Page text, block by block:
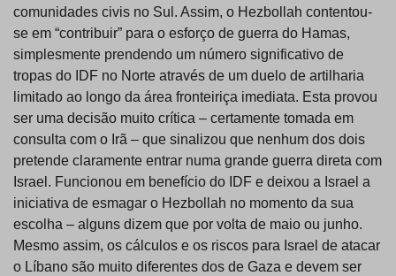
comunidades civis no Sul. Assim, o Hezbollah contentou-
se em “contribuir” para o esforço de guerra do Hamas,
simplesmente prendendo um número significativo de
tropas do IDF no Norte através de um duelo de artilharia
limitado ao longo da área fronteiriça imediata. Esta provou
ser uma decisão muito crítica – certamente tomada em
consulta com o Irã – que sinalizou que nenhum dos dois
pretende claramente entrar numa grande guerra direta com
Israel. Funcionou em benefício do IDF e deixou a Israel a
iniciativa de esmagar o Hezbollah no momento da sua
escolha – alguns dizem que por volta de maio ou junho.
Mesmo assim, os cálculos e os riscos para Israel de atacar
o Líbano são muito diferentes dos de Gaza e devem ser